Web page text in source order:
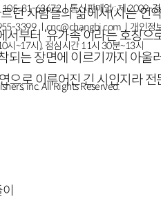
던 사람들의 삶에서(시는 언
부터 ‘유가족’이라는 호칭으
되는 장면에 이르기까지 아울
로 이루어진 긴 시인지라
105-81-63672ㅣ통신판매업 : 제 2009-
3399 ㅣcnc@changbi.com ㅣ개인정
시~17시), 점심시간 11시 30분~13시
inc. All Rights Reserved.